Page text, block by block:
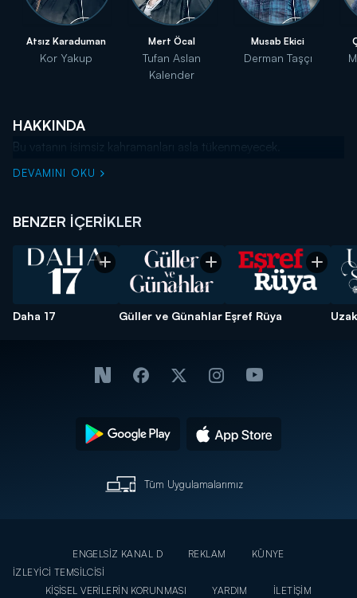
Atsız Karaduman
Kor Yakup
Mert Öcal
Tufan Aslan
Kalender
Musab Ekici
Derman Taşçı
HAKKINDA
Bu vatanın isimsiz kahramanları asla tükenmeyecek.
DEVAMINI OKU
BENZER İÇERİKLER
Daha 17 Güller ve Günahlar Eşref Rüya
Tüm Uygulamalarımız
ENGELSİZ KANAL D REKLAM
KÜNYE
İZLEYİCİ TEMSİLCİSİ
KİŞİSEL VERİLERİN KORUNMASI
YARDIM İLETİŞİM